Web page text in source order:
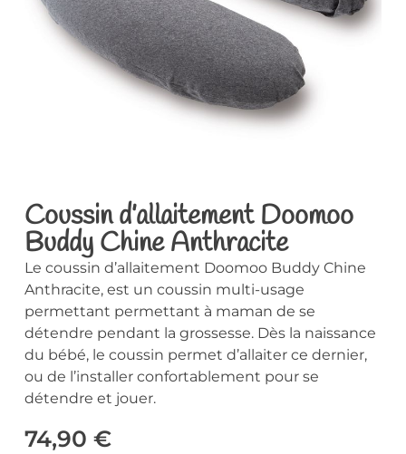
Coussin d’allaitement Doomoo
Buddy Chine Anthracite
Le coussin d’allaitement Doomoo Buddy Chine
Anthracite, est un coussin multi-usage
permettant permettant à maman de se
détendre pendant la grossesse. Dès la naissance
du bébé, le coussin permet d’allaiter ce dernier,
ou de l’installer confortablement pour se
détendre et jouer.
74,90 €